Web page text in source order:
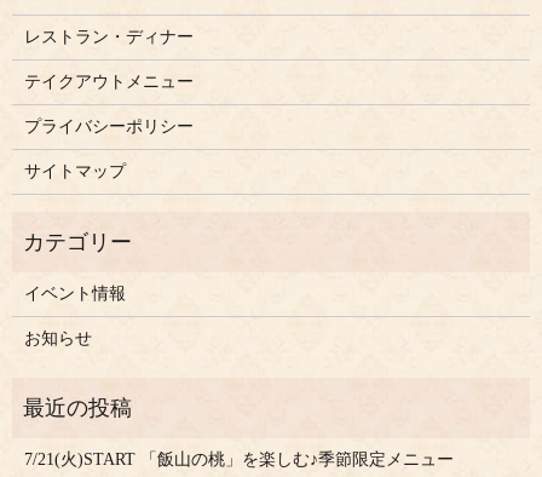
レストラン・ディナー
テイクアウトメニュー
プライバシーポリシー
サイトマップ
イベント情報
お知らせ
7/21(火)START 「飯山の桃」を楽しむ♪季節限定メニュー